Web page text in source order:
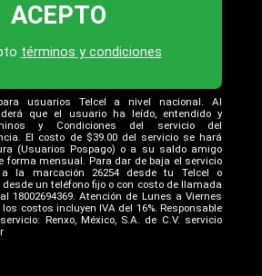
ACEPTO
términos y condiciones
usuarios Telcel a nivel nacional. Al
que el usuario ha leído, entendido y
y Condiciones del servicio del
El costo de $39.00 del servicio se hará
(Usuarios Pospago) o a su saldo amigo
forma mensual. Para dar de baja el servicio
a la marcación 26254 desde tu Telcel o
un teléfono fijo o con costo de llamada
18002694369. Atención de Lunes a Viernes
los costos incluyen IVA del 16%. Responsable
Renxo, México, S.A. de C.V. servicio